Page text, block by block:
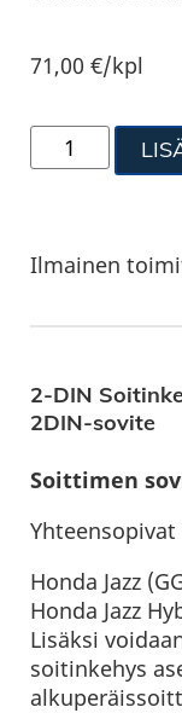
71,00€/kpl
Ilmainen
2-DIN
2DIN-sovite
Soittimen
Honda Jazz
Honda Jazz
Lisäksi
soitinkehys